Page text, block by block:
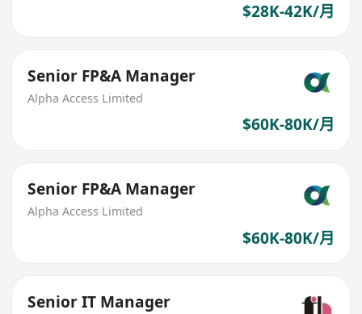
$28K-42K/月
Senior FP&A Manager
Alpha Access Limited
$60K-80K/月
Senior FP&A Manager
Alpha Access Limited
$60K-80K/月
Senior IT Manager